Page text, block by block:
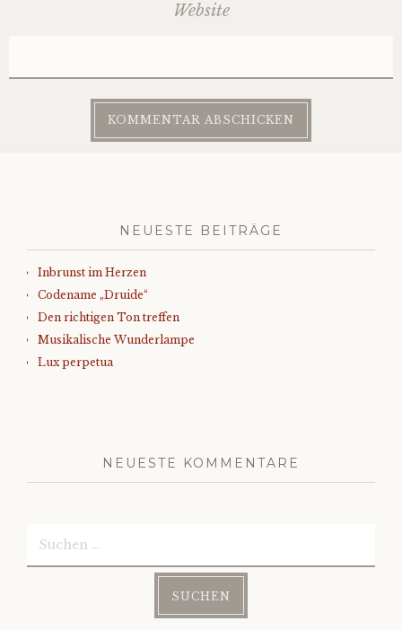
Website
NEUESTE BEITRÄGE
Inbrunst im Herzen
Codename „Druide“
Den richtigen Ton treffen
Musikalische Wunderlampe
Lux perpetua
NEUESTE KOMMENTARE